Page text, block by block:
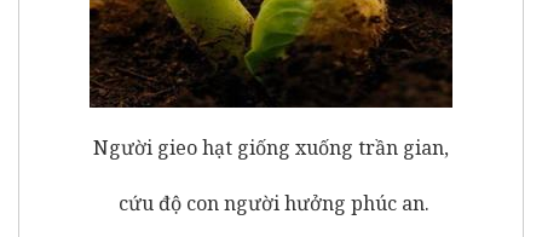
Người gieo hạt giống xuống trần gian,
cứu độ con người hưởng phúc an.